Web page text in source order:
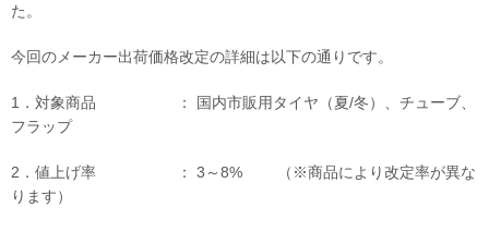
た。
今回のメーカー出荷価格改定の詳細は以下の通りです。
1．対象商品 ： 国内市販用タイヤ（夏/冬）、チューブ、
フラップ
2．値上げ率 ： 3～8% （※商品により改定率が異な
ります）